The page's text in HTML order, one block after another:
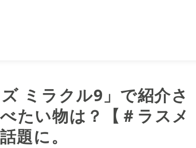
ミラクル9」で紹介さ
たい物は？【＃ラスメ
題に。